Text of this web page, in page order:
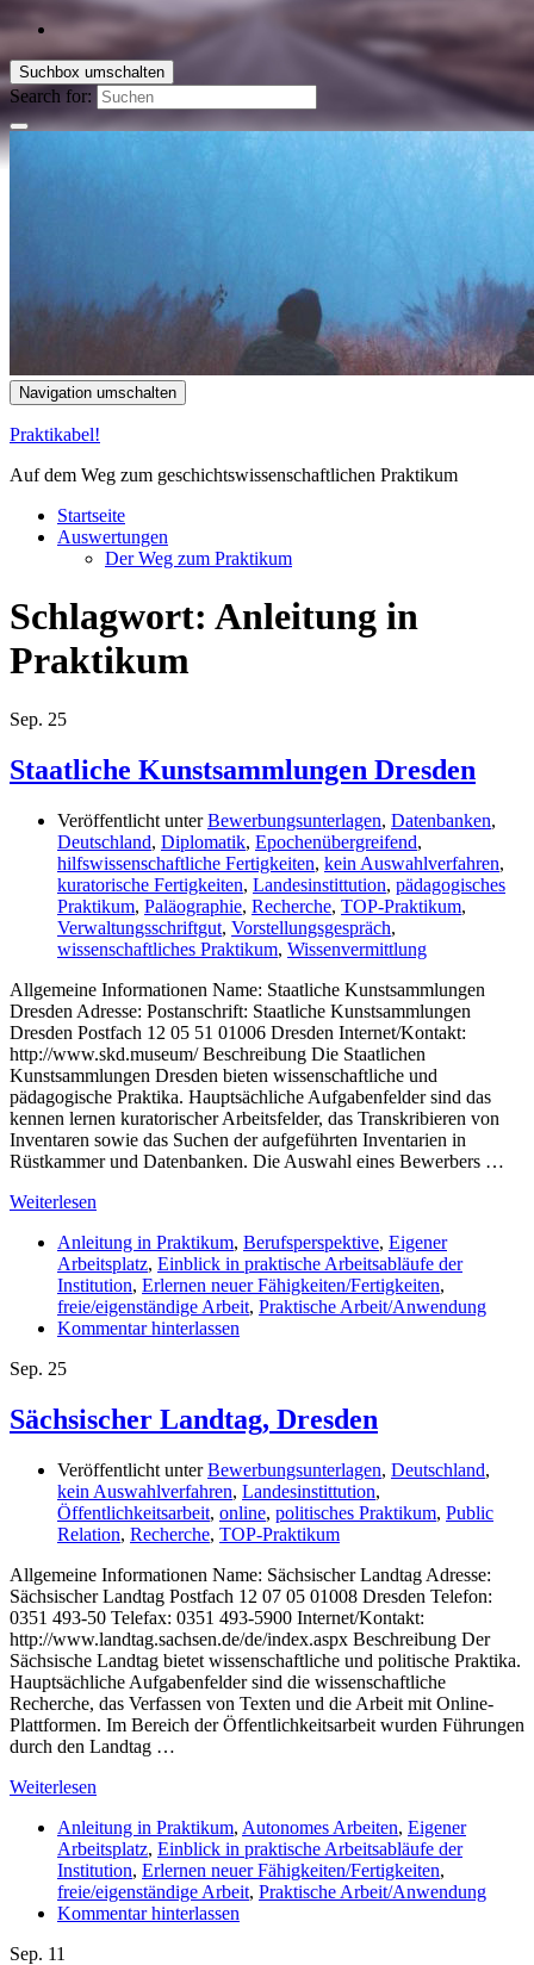
Suchbox umschalten
Search for:
Navigation umschalten
Praktikabel!
Auf dem Weg zum geschichtswissenschaftlichen Praktikum
Startseite
Auswertungen
Der Weg zum Praktikum
Schlagwort: Anleitung in
Praktikum
Sep. 25
Staatliche Kunstsammlungen Dresden
Veröffentlicht unterBewerbungsunterlagen, Datenbanken,
Deutschland, Diplomatik, Epochenübergreifend,
hilfswissenschaftliche Fertigkeiten, kein Auswahlverfahren,
kuratorische Fertigkeiten, Landesinstittution, pädagogisches
Praktikum, Paläographie, Recherche, TOP-Praktikum,
Verwaltungsschriftgut, Vorstellungsgespräch,
wissenschaftliches Praktikum, Wissenvermittlung
Allgemeine Informationen Name: Staatliche Kunstsammlungen
Dresden Adresse: Postanschrift: Staatliche Kunstsammlungen
Dresden Postfach 12 05 51 01006 Dresden Internet/Kontakt:
http://www.skd.museum/ Beschreibung Die Staatlichen
Kunstsammlungen Dresden bieten wissenschaftliche und
pädagogische Praktika. Hauptsächliche Aufgabenfelder sind das
kennen lernen kuratorischer Arbeitsfelder, das Transkribieren von
Inventaren sowie das Suchen der aufgeführten Inventarien in
Rüstkammer und Datenbanken. Die Auswahl eines Bewerbers …
Weiterlesen
Anleitung in Praktikum, Berufsperspektive, Eigener
Arbeitsplatz, Einblick in praktische Arbeitsabläufe der
Institution, Erlernen neuer Fähigkeiten/Fertigkeiten,
freie/eigenständige Arbeit, Praktische Arbeit/Anwendung
Kommentar hinterlassen
Sep. 25
Sächsischer Landtag, Dresden
Veröffentlicht unterBewerbungsunterlagen, Deutschland,
kein Auswahlverfahren, Landesinstittution,
Öffentlichkeitsarbeit, online, politisches Praktikum, Public
Relation, Recherche, TOP-Praktikum
Allgemeine Informationen Name: Sächsischer Landtag Adresse:
Sächsischer Landtag Postfach 12 07 05 01008 Dresden Telefon:
0351 493-50 Telefax: 0351 493-5900 Internet/Kontakt:
http://www.landtag.sachsen.de/de/index.aspx Beschreibung Der
Sächsische Landtag bietet wissenschaftliche und politische Praktika.
Hauptsächliche Aufgabenfelder sind die wissenschaftliche
Recherche, das Verfassen von Texten und die Arbeit mit Online-
Plattformen. Im Bereich der Öffentlichkeitsarbeit wurden Führungen
durch den Landtag …
Weiterlesen
Anleitung in Praktikum, Autonomes Arbeiten, Eigener
Arbeitsplatz, Einblick in praktische Arbeitsabläufe der
Institution, Erlernen neuer Fähigkeiten/Fertigkeiten,
freie/eigenständige Arbeit, Praktische Arbeit/Anwendung
Kommentar hinterlassen
Sep. 11